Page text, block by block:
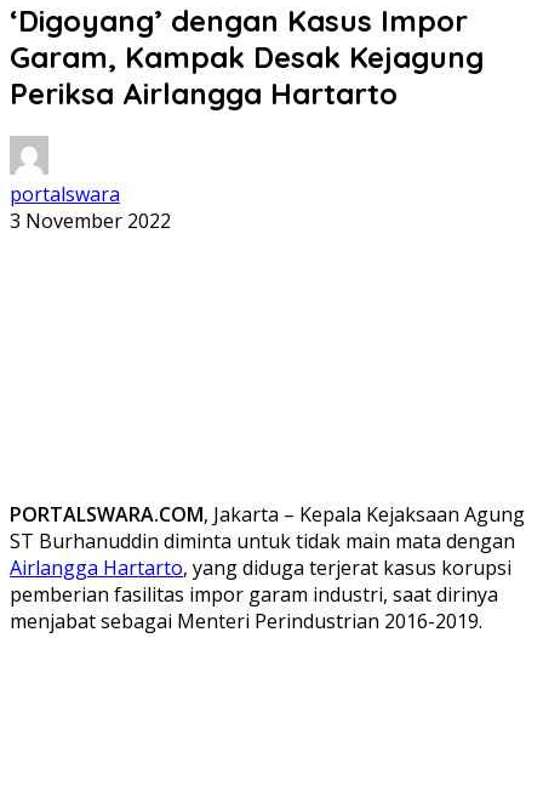
‘Digoyang’ dengan Kasus Impor
Garam, Kampak Desak Kejagung
Periksa Airlangga Hartarto
portalswara
3 November 2022
PORTALSWARA.COM, Jakarta – Kepala Kejaksaan Agung
ST Burhanuddin diminta untuk tidak main mata dengan
Airlangga Hartarto, yang diduga terjerat kasus korupsi
pemberian fasilitas impor garam industri, saat dirinya
menjabat sebagai Menteri Perindustrian 2016-2019.